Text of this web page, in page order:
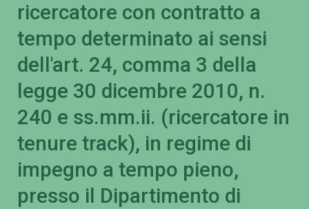
ricercatore con contratto a
tempo determinato ai sensi
dell'art. 24, comma 3 della
legge 30 dicembre 2010, n.
240 e ss.mm.ii. (ricercatore in
tenure track), in regime di
impegno a tempo pieno,
presso il Dipartimento di